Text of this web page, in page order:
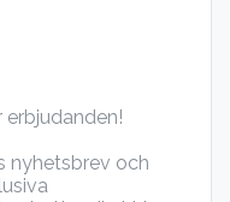
erbjudanden!
nyhetsbrev och